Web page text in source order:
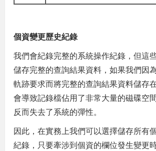
個資變更歷史紀錄
我們會紀錄完整的系統操作紀錄，但這
儲存完整的查詢結果資料，如果我們因
軌跡要求而將完整的查詢結果資料儲存
會導致記錄檔佔用了非常大量的磁碟空
反而失去了系統的彈性。
因此，在實務上我們可以選擇儲存所有
紀錄，只要牽涉到個資的欄位發生變更